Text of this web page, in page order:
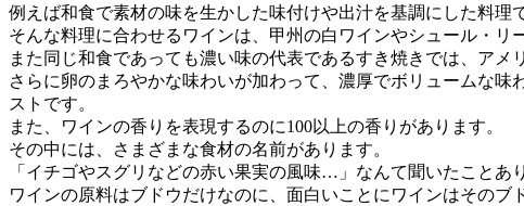
例えば和食で素材の味を生かした味付けや出汁を基調にした料理
そんな料理に合わせるワインは、甲州の白ワインやシュール・
また同じ和食であっても濃い味の代表であるすき焼きでは、ア
さらに卵のまろやかな味わいが加わって、濃厚でボリュームな
ストです。
また、ワインの香りを表現するのに100以上の香りがあります。
その中には、さまざまな食材の名前があります。
「イチゴやスグリなどの赤い果実の風味…」なんて聞いたことあ
ワインの原料はブドウだけなのに、面白いことにワインはその